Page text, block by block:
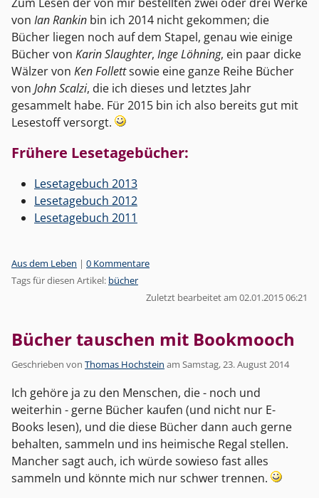
von Ian Rankin bin ich 2014 nicht gekommen; die
Bücher liegen noch auf dem Stapel, genau wie einige
Bücher von Karin Slaughter, Inge Löhning, ein paar dicke
Wälzer von Ken Follettsowie eine ganze Reihe Bücher
von John Scalzi, die ich dieses und letztes Jahr
gesammelt habe. Für 2015 bin ich also bereits gut mit
Lesestoff versorgt.
Frühere Lesetagebücher:
Lesetagebuch 2013
Lesetagebuch 2012
Lesetagebuch 2011
Kategorien:
Aus dem Leben | 0 Kommentare
Tags für diesen Artikel: bücher
Zuletzt bearbeitet am 02.01.2015 06:21
Bücher tauschen mit Bookmooch
Geschrieben von Thomas Hochstein am Samstag, 23. August 2014
Ich gehöre ja zu den Menschen, die - noch und
weiterhin - gerne Bücher kaufen (und nicht nur E-
Books lesen), und die diese Bücher dann auch gerne
behalten, sammeln und ins heimische Regal stellen.
Mancher sagt auch, ich würde sowieso fast alles
sammeln und könnte mich nur schwer trennen.